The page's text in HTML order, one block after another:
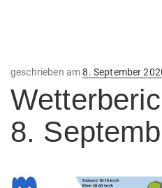
geschrieben amVeröffentlicht
8. September
8.